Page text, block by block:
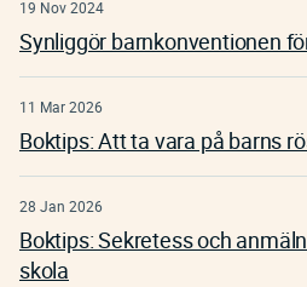
19 Nov 2024
Synliggör barnkonventionen
11 Mar 2026
Boktips: Att ta vara på barns
28 Jan 2026
Boktips: Sekretess och
skola